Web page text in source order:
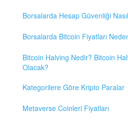
Borsalarda Hesap Güvenliği
Borsalarda Bitcoin Fiyatları
Bitcoin Halving Nedir? Bitcoin
Olacak?
Kategorilere Göre Kripto Paralar
Metaverse Coinleri Fiyatları